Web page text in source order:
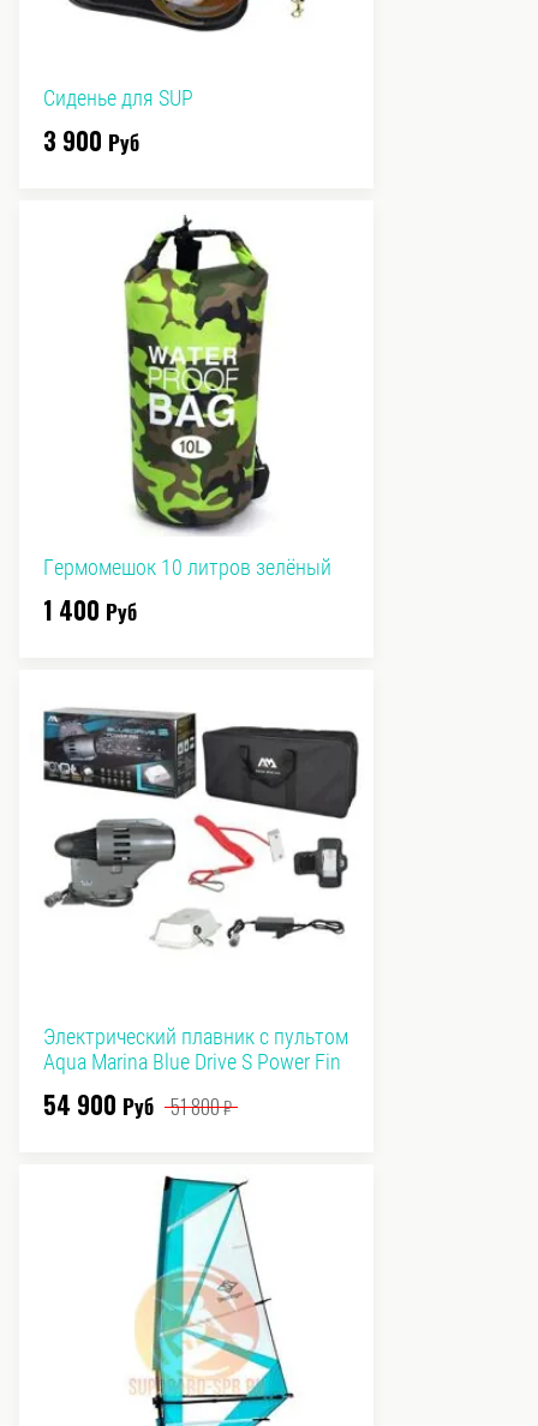
Сиденье для SUP
3 900 Руб
Гермомешок 10 литров зелёный
1 400 Руб
Электрический плавник с пультом
Aqua Marina Blue Drive S Power Fin
54 900 Руб 51 800₽